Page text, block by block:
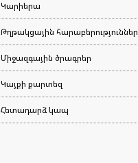
Կարիերա
Թղթակցային հարաբերություններ
Միջազգային ծրագրեր
Կայքի քարտեզ
Հետադարձ կապ